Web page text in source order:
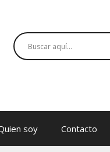
soy Contacto